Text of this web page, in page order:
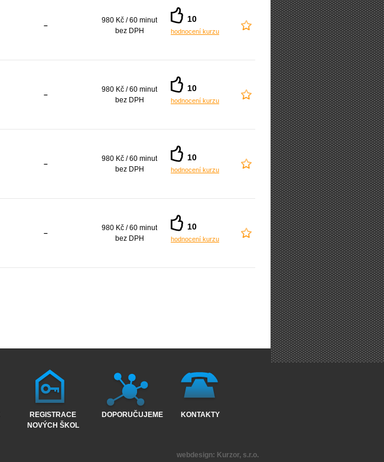
–
980 Kč / 60 minut
bez DPH
10
hodnocení kurzu
–
980 Kč / 60 minut
bez DPH
10
hodnocení kurzu
–
980 Kč / 60 minut
bez DPH
10
hodnocení kurzu
–
980 Kč / 60 minut
bez DPH
10
hodnocení kurzu
REGISTRACE
NOVÝCH ŠKOL
DOPORUČUJEME KONTAKTY
webdesign: Kurzor, s.r.o.